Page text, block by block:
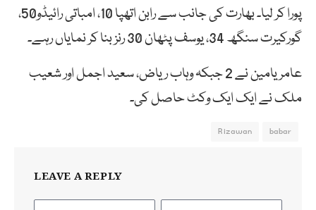
پورا کر لیا۔ بھارت کی جانب سے رابن اتھپا 10، امباتی رائیڈو50،
گورکیرت سنگھ 34، یوسف پٹھان 30 رنز بنا کر نمایاں رہے۔
عامر یامین نے 2 جبکہ وہاب ریاض، سعید اجمل اور شعیب
ملک نے ایک ایک وکٹ حاصل کی۔
babar
Rizawan
LEAVE A REPLY